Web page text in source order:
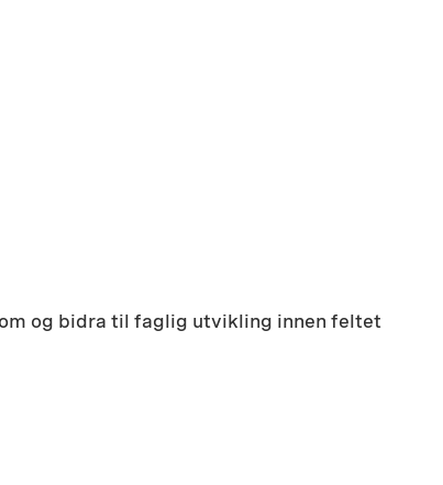
og bidra til faglig utvikling innen feltet